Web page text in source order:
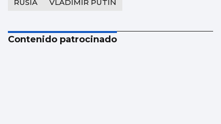
RUSIA VLADIMÍR PUTIN
Contenido patrocinado